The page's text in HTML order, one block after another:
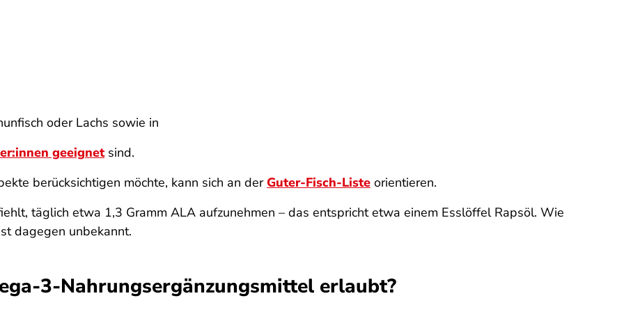
oder Lachs sowie in
geeignetsind.
berücksichtigen möchte, kann sich an der Guter-Fisch-Liste orientieren.
täglich etwa 1,3 Gramm ALA aufzunehmen – das entspricht etwa einem Esslöffel Rapsöl. Wie
dagegen unbekannt.
3-Nahrungsergänzungsmittel erlaubt?